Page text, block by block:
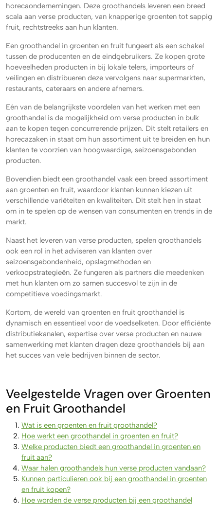
horecaondernemingen. Deze groothandels leveren een breed
scala aan verse producten, van knapperige groenten tot sappig
fruit, rechtstreeks aan hun klanten.
Een groothandel in groenten en fruit fungeert als een schakel
tussen de producenten en de eindgebruikers. Ze kopen grote
hoeveelheden producten in bij lokale telers, importeurs of
veilingen en distribueren deze vervolgens naar supermarkten,
restaurants, cateraars en andere afnemers.
Eén van de belangrijkste voordelen van het werken met een
groothandel is de mogelijkheid om verse producten in bulk
aan te kopen tegen concurrerende prijzen. Dit stelt retailers en
horecazaken in staat om hun assortiment uit te breiden en hun
klanten te voorzien van hoogwaardige, seizoensgebonden
producten.
Bovendien biedt een groothandel vaak een breed assortiment
aan groenten en fruit, waardoor klanten kunnen kiezen uit
verschillende variëteiten en kwaliteiten. Dit stelt hen in staat
om in te spelen op de wensen van consumenten en trends in de
markt.
Naast het leveren van verse producten, spelen groothandels
ook een rol in het adviseren van klanten over
seizoensgebondenheid, opslagmethoden en
verkoopstrategieën. Ze fungeren als partners die meedenken
met hun klanten om zo samen succesvol te zijn in de
competitieve voedingsmarkt.
Kortom, de wereld van groenten en fruit groothandel is
dynamisch en essentieel voor de voedselketen. Door efficiënte
distributiekanalen, expertise over verse producten en nauwe
samenwerking met klanten dragen deze groothandels bij aan
het succes van vele bedrijven binnen de sector.
Veelgestelde Vragen over Groenten
en Fruit Groothandel
Wat is een groenten en fruit groothandel?
Hoe werkt een groothandel in groenten en fruit?
Welke producten biedt een groothandel in groenten en
fruit aan?
Waar halen groothandels hun verse producten vandaan?
Kunnen particulieren ook bij een groothandel in groenten
en fruit kopen?
Hoe worden de verse producten bij een groothandel